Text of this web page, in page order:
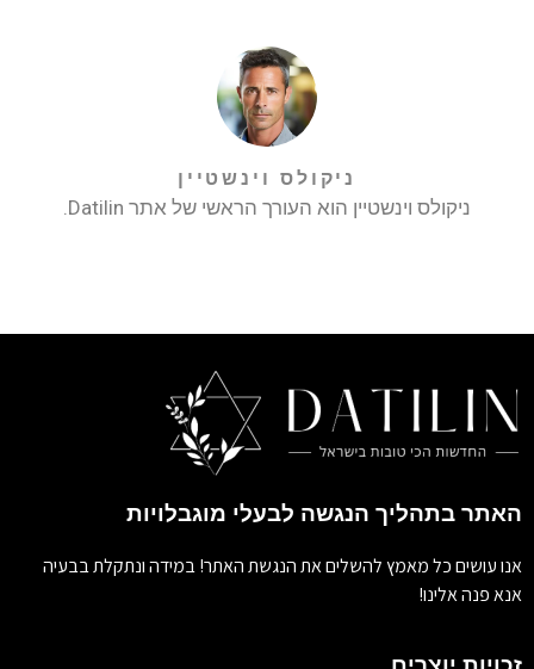
ניקולס וינשטיין
ניקולס וינשטיין הוא העורך הראשי של אתר Datilin.
האתר בתהליך הנגשה לבעלי מוגבלויות
אנו עושים כל מאמץ להשלים את הנגשת האתר! במידה ונתקלת בבעיה
אנא פנה אלינו!